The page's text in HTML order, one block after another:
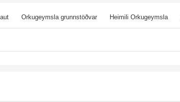
Orkugeymsla grunnstöðvar Heimili Orkugeymsla